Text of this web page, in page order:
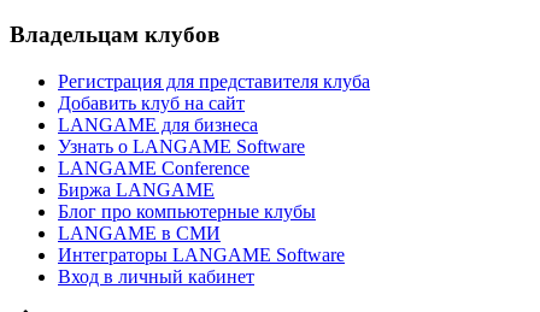
Владельцам клубов
Регистрация для представителя клуба
Добавить клуб на сайт
LANGAME для бизнеса
Узнать о LANGAME Software
LANGAME Conference
Биржа LANGAME
Блог про компьютерные клубы
LANGAME в СМИ
Интеграторы LANGAME Software
Вход в личный кабинет